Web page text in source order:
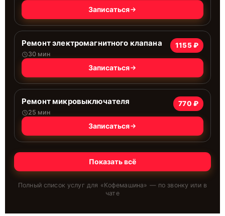
Записаться
Ремонт электромагнитного клапана
30 мин
1155 ₽
Записаться
Ремонт микровыключателя
25 мин
770 ₽
Записаться
Показать всё
Полный список услуг для «Кофемашина» — по звонку или в
чате